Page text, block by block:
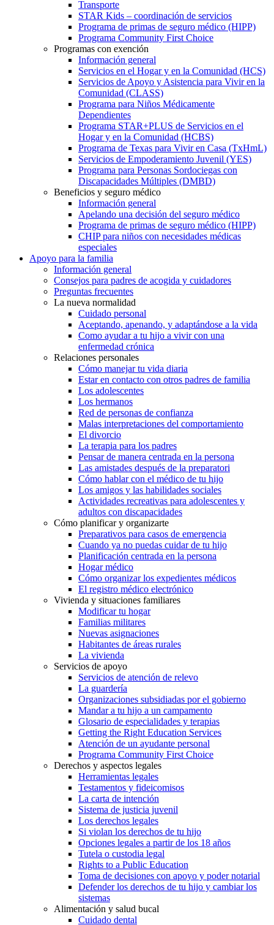
Transporte
STAR Kids – coordinación de servicios
Programa de primas de seguro médico (HIPP)
Programa Community First Choice
Programas con exención
Información general
Servicios en el Hogar y en la Comunidad (HCS)
Servicios de Apoyo y Asistencia para Vivir en la
Comunidad (CLASS)
Programa para Niños Médicamente
Dependientes
Programa STAR+PLUS de Servicios en el
Hogar y en la Comunidad (HCBS)
Programa de Texas para Vivir en Casa (TxHmL)
Servicios de Empoderamiento Juvenil (YES)
Programa para Personas Sordociegas con
Discapacidades Múltiples (DMBD)
Beneficios y seguro médico
Información general
Apelando una decisión del seguro médico
Programa de primas de seguro médico (HIPP)
CHIP para niños con necesidades médicas
especiales
Apoyo para la familia
Información general
Consejos para padres de acogida y cuidadores
Preguntas frecuentes
La nueva normalidad
Cuidado personal
Aceptando, apenando, y adaptándose a la vida
Como ayudar a tu hijo a vivir con una
enfermedad crónica
Relaciones personales
Cómo manejar tu vida diaria
Estar en contacto con otros padres de familia
Los adolescentes
Los hermanos
Red de personas de confianza
Malas interpretaciones del comportamiento
El divorcio
La terapia para los padres
Pensar de manera centrada en la persona
Las amistades después de la preparatori
Cómo hablar con el médico de tu hijo
Los amigos y las habilidades sociales
Actividades recreativas para adolescentes y
adultos con discapacidades
Cómo planificar y organizarte
Preparativos para casos de emergencia
Cuando ya no puedas cuidar de tu hijo
Planificación centrada en la persona
Hogar médico
Cómo organizar los expedientes médicos
El registro médico electrónico
Vivienda y situaciones familiares
Modificar tu hogar
Familias militares
Nuevas asignaciones
Habitantes de áreas rurales
La vivienda
Servicios de apoyo
Servicios de atención de relevo
La guardería
Organizaciones subsidiadas por el gobierno
Mandar a tu hijo a un campamento
Glosario de especialidades y terapias
Getting the Right Education Services
Atención de un ayudante personal
Programa Community First Choice
Derechos y aspectos legales
Herramientas legales
Testamentos y fideicomisos
La carta de intención
Sistema de justicia juvenil
Los derechos legales
Si violan los derechos de tu hijo
Opciones legales a partir de los 18 años
Tutela o custodia legal
Rights to a Public Education
Toma de decisiones con apoyo y poder notarial
Defender los derechos de tu hijo y cambiar los
sistemas
Alimentación y salud bucal
Cuidado dental